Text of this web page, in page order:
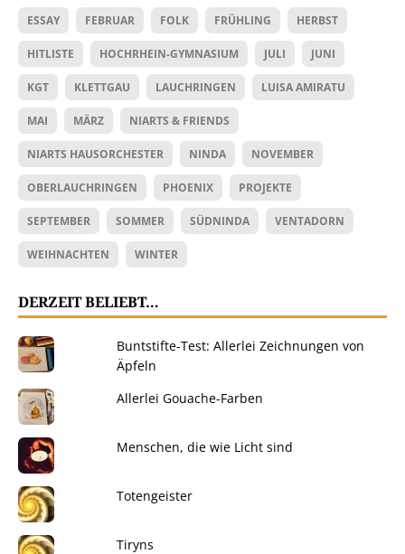
ESSAY FEBRUAR FOLK FRÜHLING HERBST
HITLISTE HOCHRHEIN-GYMNASIUM JULI JUNI
KGT KLETTGAU LAUCHRINGEN LUISA AMIRATU
MAI MÄRZ NIARTS & FRIENDS
NIARTS HAUSORCHESTER NINDA NOVEMBER
OBERLAUCHRINGEN PHOENIX PROJEKTE
SEPTEMBER SOMMER SÜDNINDA VENTADORN
WEIHNACHTEN WINTER
DERZEIT BELIEBT…
Buntstifte-Test: Allerlei Zeichnungen von
Äpfeln
Allerlei Gouache-Farben
Menschen, die wie Licht sind
Totengeister
Tiryns